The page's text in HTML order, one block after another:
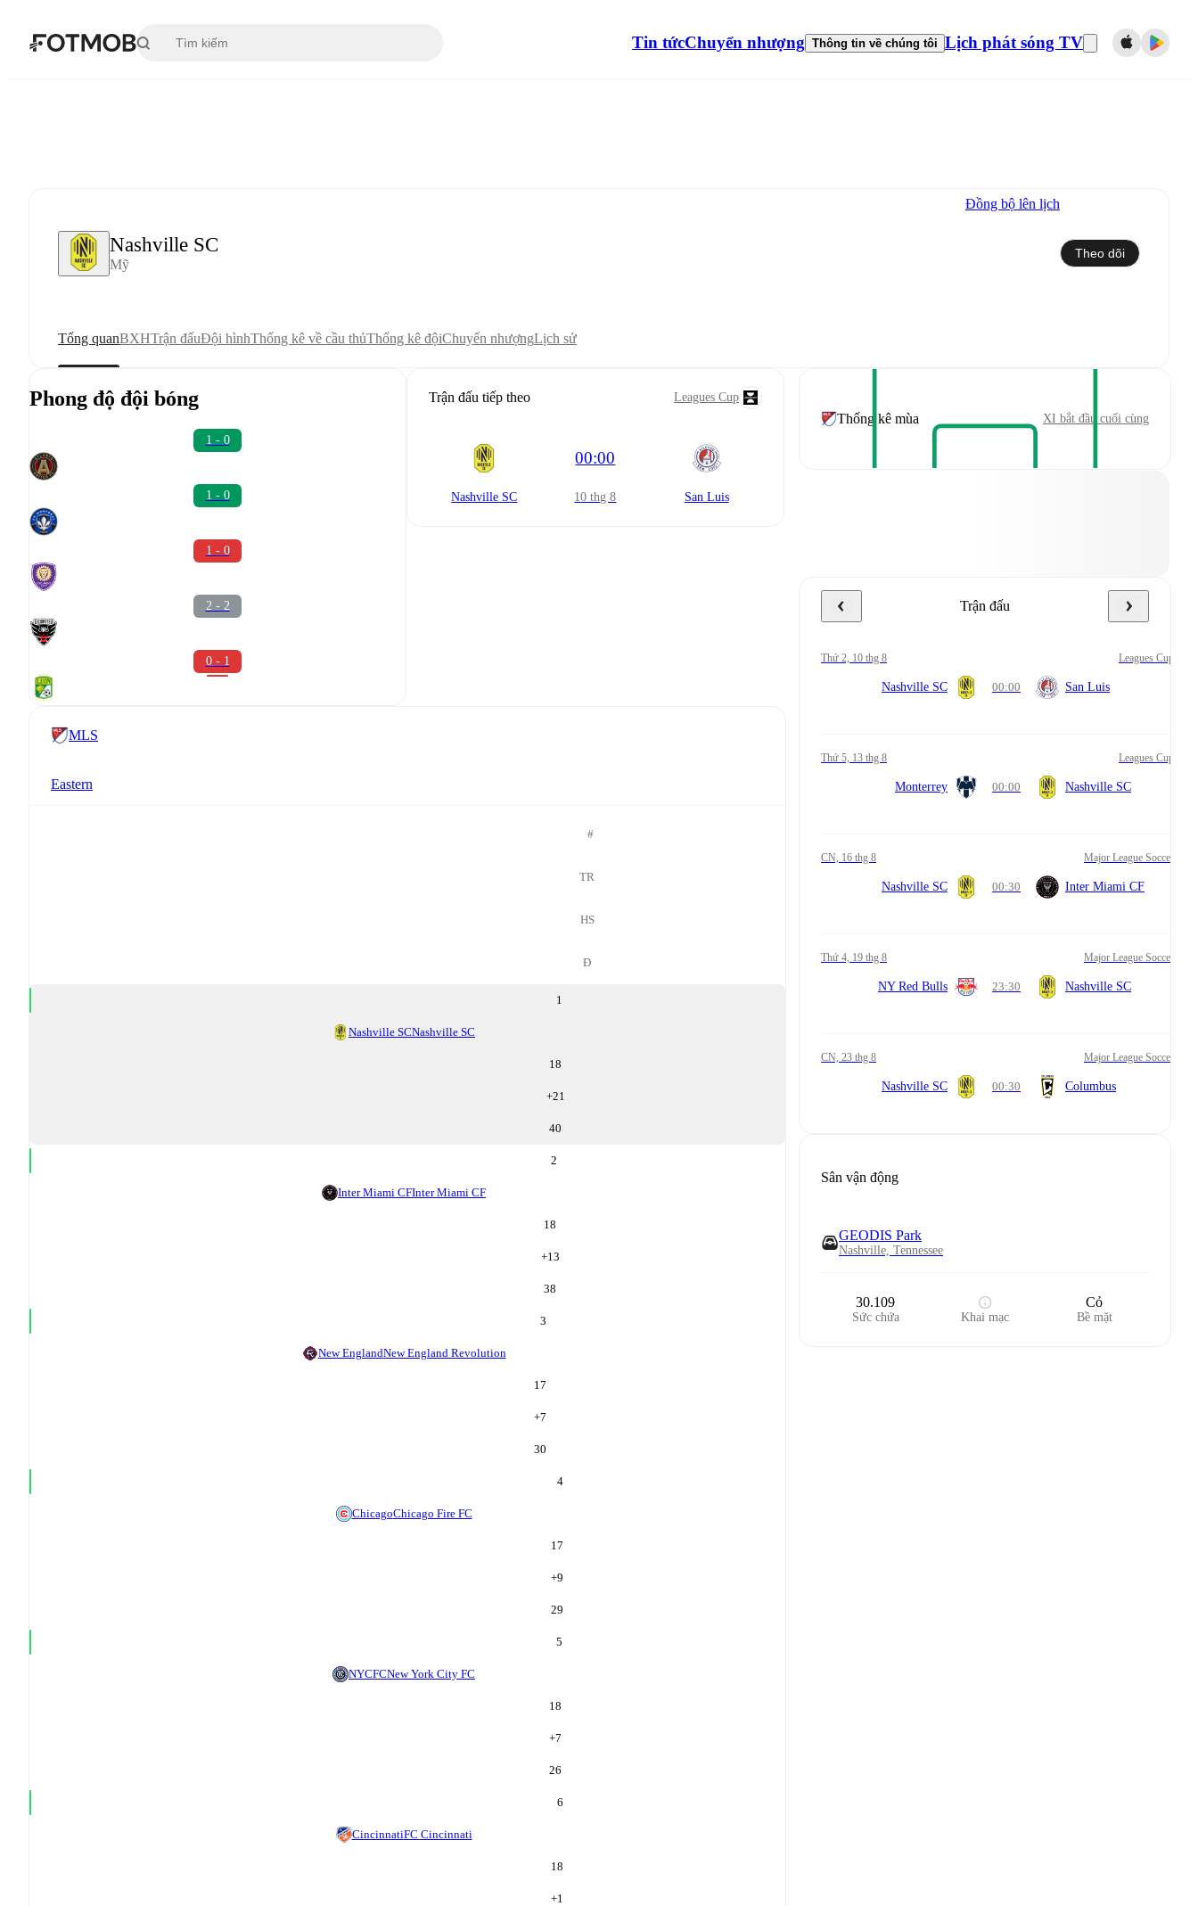
Tin tứcChuyển nhượng Thông tin về chúng tôi Lịch phát sóng TV
Nashville SC
Mỹ
Đồng bộ lên lịch
Theo dõi
Tổng quanBXHTrận đấuĐội hìnhThống kê về cầu thủThống kê độiChuyển nhượngLịch sử
Phong độ đội bóng
1 - 0
1 - 0
1 - 0
2 - 2
0 - 1
Trận đấu tiếp theo Leagues Cup
Nashville SC
00:00
10 thg 8 San Luis
MLS
Eastern
#
TR
HS
Đ
1
Nashville SCNashville SC
18
+21
40
2
Inter Miami CFInter Miami CF
18
+13
38
3
New EnglandNew England Revolution
17
+7
30
4
ChicagoChicago Fire FC
17
+9
29
5
NYCFCNew York City FC
18
+7
26
6
CincinnatiFC Cincinnati
18
+1
Thống kê mùa XI bắt đầu cuối cùng
Trận đấu
Thứ 2, 10 thg 8 Leagues Cup
Nashville SC 00:00 San Luis
Thứ 5, 13 thg 8 Leagues Cup
Monterrey 00:00 Nashville SC
CN, 16 thg 8 Major League Soccer
Nashville SC 00:30 Inter Miami CF
Thứ 4, 19 thg 8 Major League Soccer
NY Red Bulls 23:30 Nashville SC
CN, 23 thg 8 Major League Soccer
Nashville SC 00:30 Columbus
Sân vận động
GEODIS Park
Nashville, Tennessee
30.109
Sức chứa Khai mạc
Cỏ
Bề mặt